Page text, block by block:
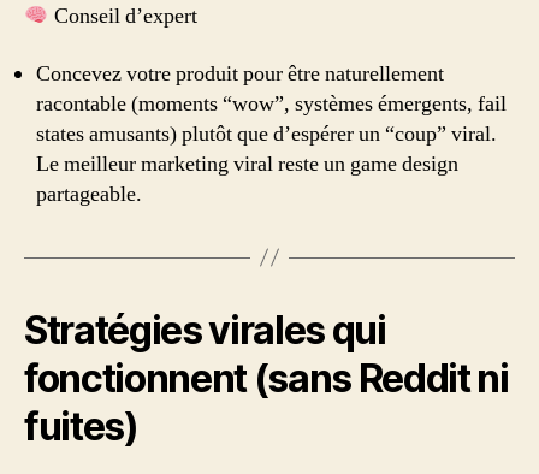
Conseil d’expert
Concevez votre produit pour être naturellement
racontable (moments “wow”, systèmes émergents, fail
states amusants) plutôt que d’espérer un “coup” viral.
Le meilleur marketing viral reste un game design
partageable.
Stratégies virales qui
fonctionnent (sans Reddit ni
fuites)